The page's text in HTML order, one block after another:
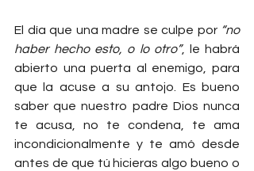
El día que una madre se culpe por “no
haber hecho esto, o lo otro”, le habrá
abierto una puerta al enemigo, para
que la acuse a su antojo. Es bueno
saber que nuestro padre Dios nunca
te acusa, no te condena, te ama
incondicionalmente y te amó desde
antes de que tú hicieras algo bueno o